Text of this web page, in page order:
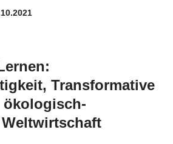
Transformative